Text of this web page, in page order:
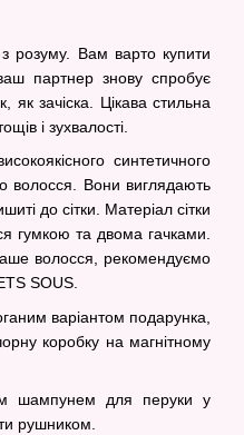
з розуму. Вам варто купити
партнер знову спробує
зачіска. Цікава стильна
і зухвалості.
синтетичного
волосся. Вони виглядають
до сітки. Матеріал сітки
гумкою та двома гачками.
волосся, рекомендуємо
SOUS.
варіантом подарунка,
коробку на магнітному
шампунем для перуки у
рушником.